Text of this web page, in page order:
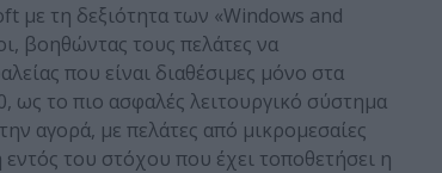
με τη δεξιότητα των «Windows and
βοηθώντας τους πελάτες να
που είναι διαθέσιμες μόνο στα
ως το πιο ασφαλές λειτουργικό σύστημα
αγορά, με πελάτες από μικρομεσαίες
εντός του στόχου που έχει τοποθετήσει η